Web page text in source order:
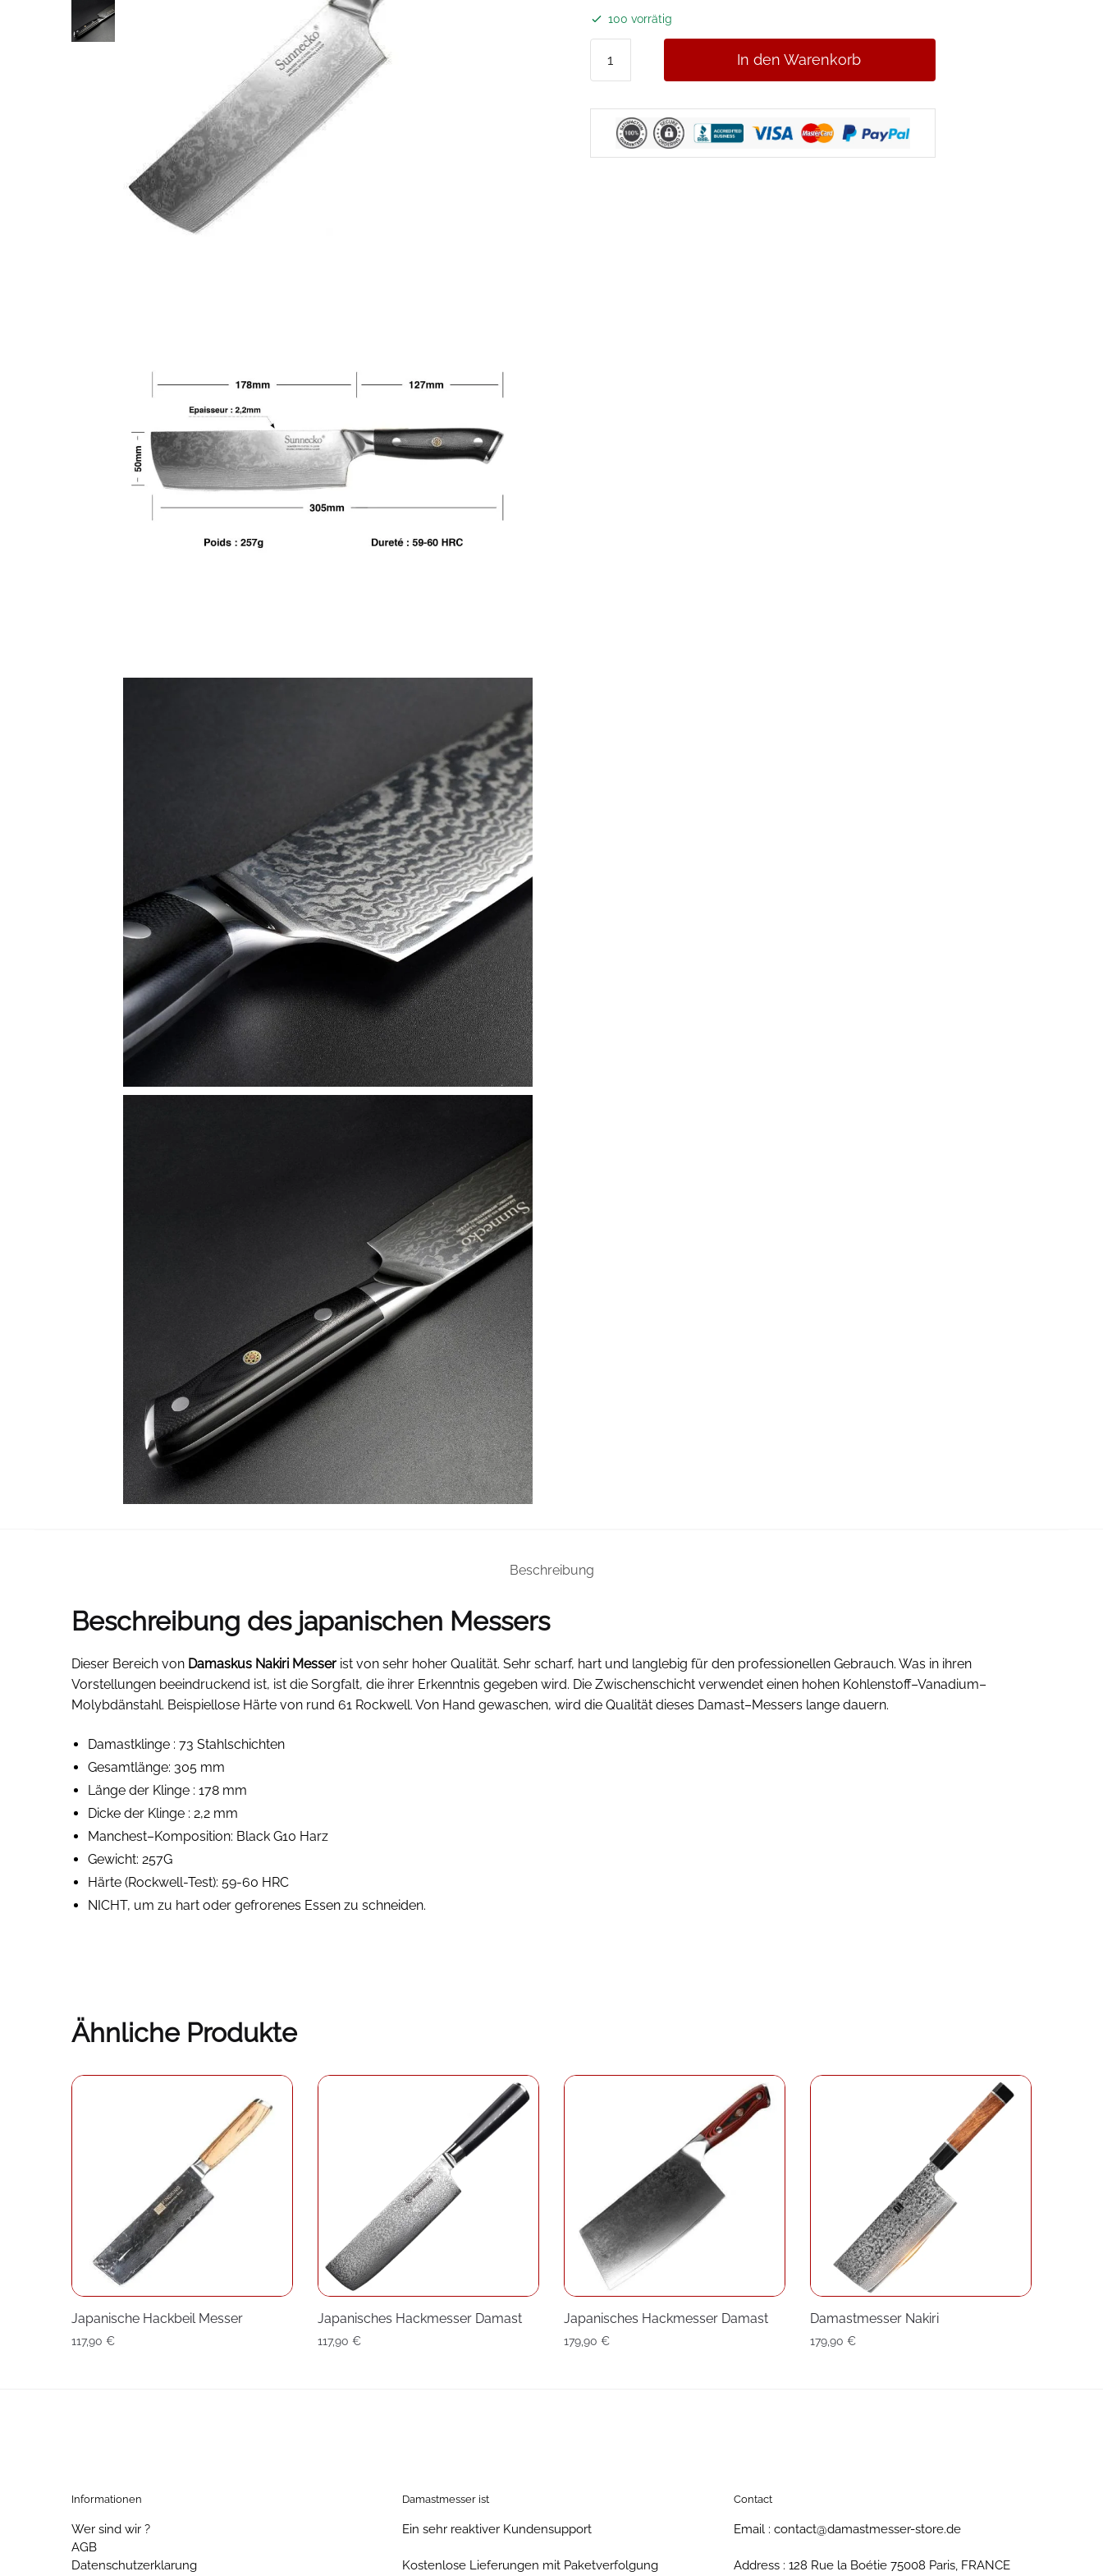
100 vorrätig
Japanisches
Menge
In den Warenkorb
Beschreibung
Beschreibung des japanischen Messers
Dieser Bereich von Damaskus Nakiri Messer ist von sehr hoher Qualität. Sehr scharf, hart und langlebig für den professionellen Gebrauch. Was in ihren
Vorstellungen beeindruckend ist, ist die Sorgfalt, die ihrer Erkenntnis gegeben wird. Die Zwischenschicht verwendet einen hohen Kohlenstoff–Vanadium–
Molybdänstahl. Beispiellose Härte von rund 61 Rockwell. Von Hand gewaschen, wird die Qualität dieses Damast–Messers lange dauern.
Damastklinge : 73 Stahlschichten
Gesamtlänge: 305 mm
Länge der Klinge : 178 mm
Dicke der Klinge : 2,2 mm
Manchest–Komposition: Black G10 Harz
Gewicht: 257G
Härte (Rockwell-Test): 59-60 HRC
NICHT, um zu hart oder gefrorenes Essen zu schneiden.
Ähnliche Produkte
Japanische Hackbeil Messer
117,90€
Japanisches Hackmesser Damast
117,90 €
Japanisches Hackmesser Damast
179,90 €
Damastmesser Nakiri
179,90 €
Informationen
Wer sind wir ?
AGB
Datenschutzerklarung
Damastmesser ist
Ein sehr reaktiver Kundensupport
Kostenlose Lieferungen mit Paketverfolgung
Contact
Email : contact@damastmesser-store.de
Address : 128 Rue la Boétie 75008 Paris, FRANCE